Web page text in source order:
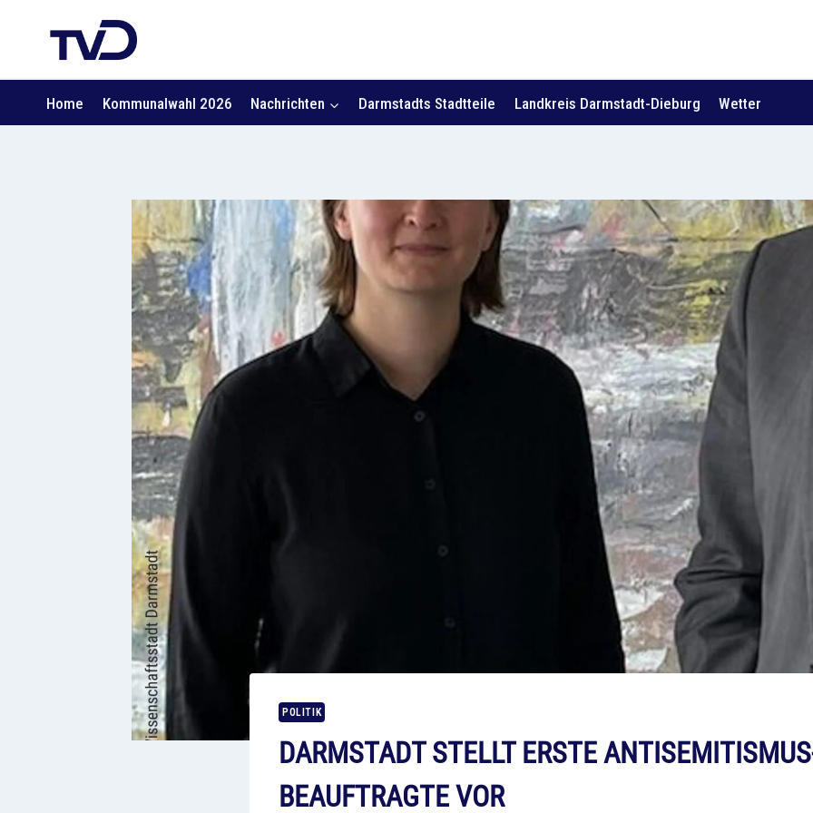
Home Kommunalwahl 2026 Nachrichten Darmstadts Stadtteile Landkreis Darmstadt-Dieburg Wetter
POLITIK
DARMSTADT STELLT ERSTE
BEAUFTRAGTE VOR